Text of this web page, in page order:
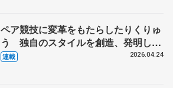
ペア競技に変革をもたらしたりくりゅ
う 独自のスタイルを創造、発明した
【引退発表後②】
連載 2026.04.24